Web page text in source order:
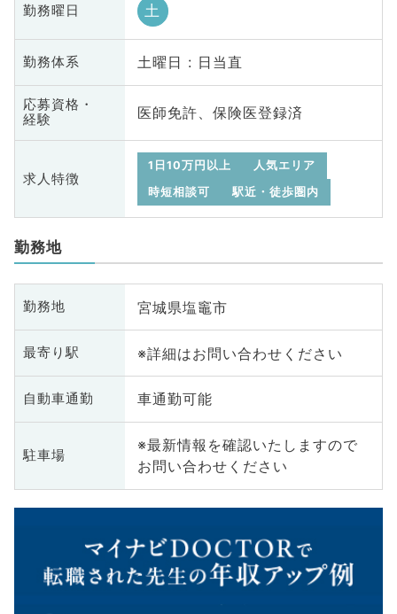
勤務曜日 土
勤務体系 土曜日 : 日当直
応募資格・
経験
医師免許、保険医登録済
求人特徴
1日10万円以上
人気エリア
時短相談可
駅近・徒歩圏内
勤務地
勤務地 宮城県塩竈市
最寄り駅 ※詳細はお問い合わせください
自動車通勤 車通勤可能
駐車場
※最新情報を確認いたしますので
お問い合わせください